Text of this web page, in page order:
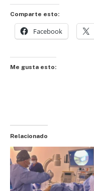
Comparte esto:
Facebook
Me gusta esto:
Relacionado